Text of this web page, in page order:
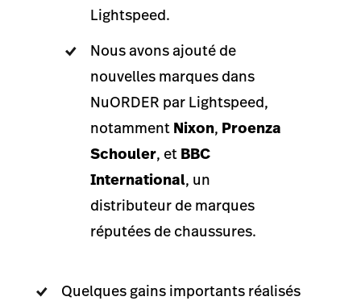
Lightspeed.
Nous avons ajouté de
nouvelles marques dans
NuORDER par Lightspeed,
notamment Nixon, Proenza
Schouler, et BBC
International, un
distributeur de marques
réputées de chaussures.
Quelques gains importants réalisés